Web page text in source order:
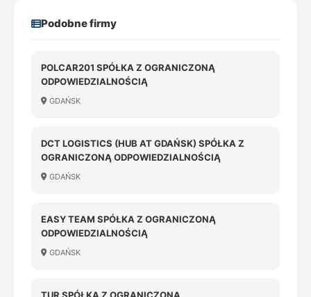
Podobne firmy
POLCAR201 SPÓŁKA Z OGRANICZONĄ
ODPOWIEDZIALNOŚCIĄ
GDAŃSK
DCT LOGISTICS (HUB AT GDAŃSK) SPÓŁKA Z
OGRANICZONĄ ODPOWIEDZIALNOŚCIĄ
GDAŃSK
EASY TEAM SPÓŁKA Z OGRANICZONĄ
ODPOWIEDZIALNOŚCIĄ
GDAŃSK